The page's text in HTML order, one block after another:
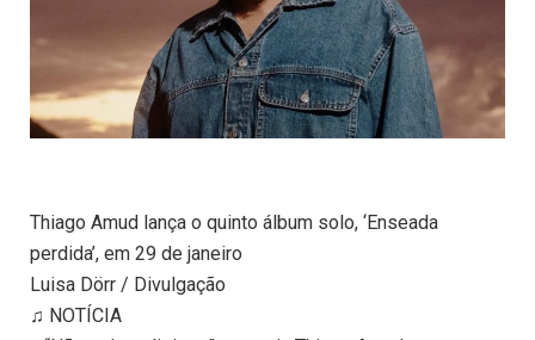
Thiago Amud lança o quinto álbum solo, ‘Enseada
perdida’, em 29 de janeiro
Luisa Dörr / Divulgação
♫ NOTÍCIA